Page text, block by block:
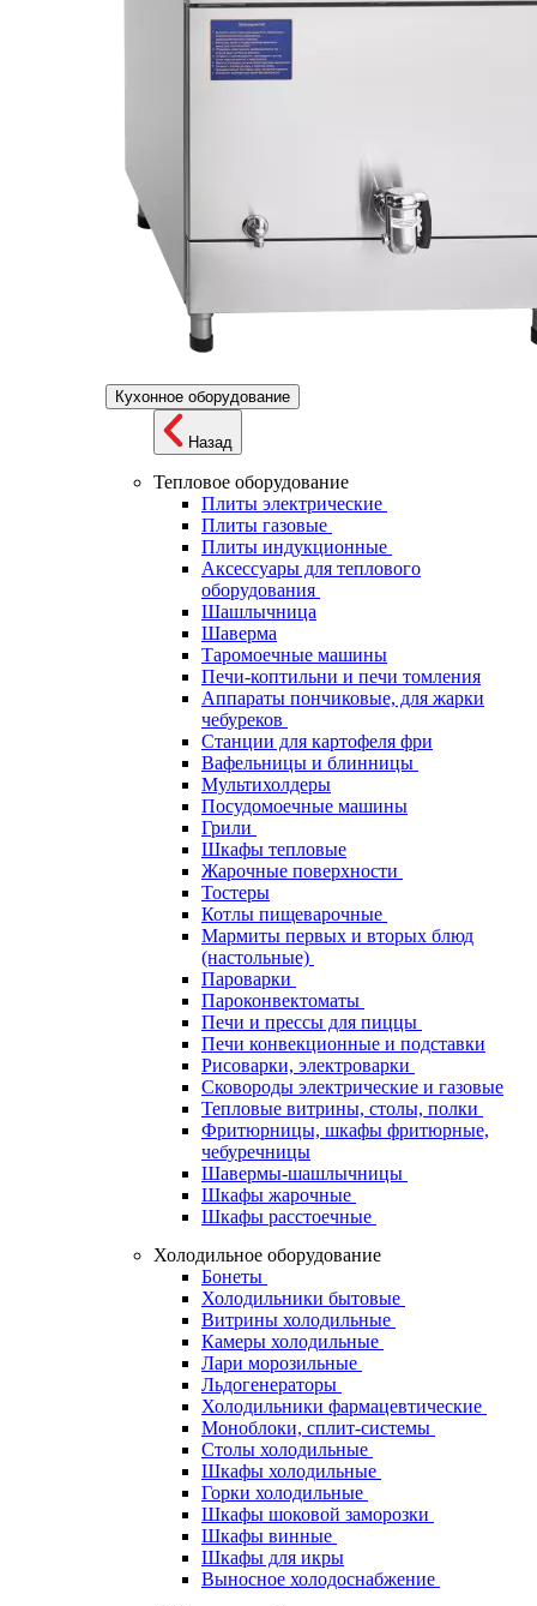
Кухонное оборудование
Назад
Тепловое оборудование
Плиты электрические
Плиты газовые
Плиты индукционные
Аксессуары для теплового
оборудования
Шашлычница
Шаверма
Таромоечные машины
Печи-коптильни и печи томления
Аппараты пончиковые, для жарки
чебуреков
Станции для картофеля фри
Вафельницы и блинницы
Мультихолдеры
Посудомоечные машины
Грили
Шкафы тепловые
Жарочные поверхности
Тостеры
Котлы пищеварочные
Мармиты первых и вторых блюд
(настольные)
Пароварки
Пароконвектоматы
Печи и прессы для пиццы
Печи конвекционные и подставки
Рисоварки, электроварки
Сковороды электрические и газовые
Тепловые витрины, столы, полки
Фритюрницы, шкафы фритюрные,
чебуречницы
Шавермы-шашлычницы
Шкафы жарочные
Шкафы расстоечные
Холодильное оборудование
Бонеты
Холодильники бытовые
Витрины холодильные
Камеры холодильные
Лари морозильные
Льдогенераторы
Холодильники фармацевтические
Моноблоки, сплит-системы
Столы холодильные
Шкафы холодильные
Горки холодильные
Шкафы шоковой заморозки
Шкафы винные
Шкафы для икры
Выносное холодоснабжение